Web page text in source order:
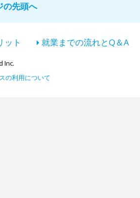
の先頭へ
ット 就業までの流れとQ＆A
Inc.
の利用について